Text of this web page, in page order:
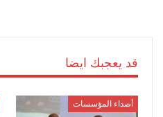
قد يعجبك ايضا
أصداء المؤسسات